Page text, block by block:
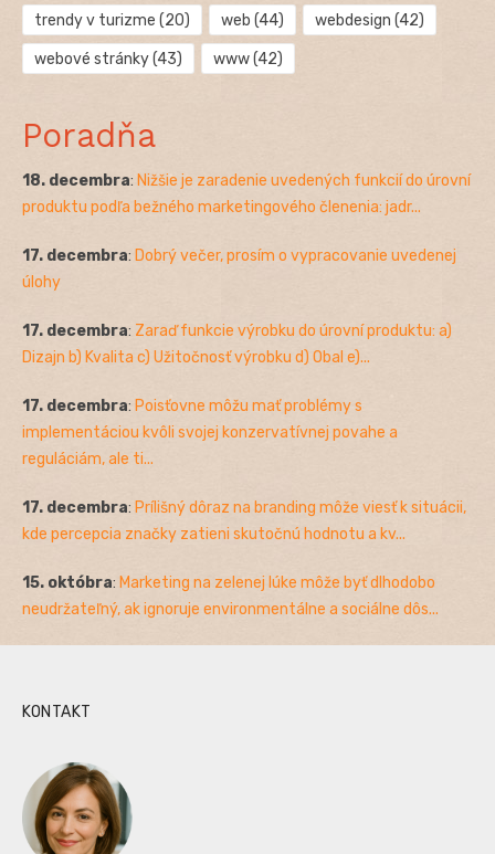
trendy v turizme (20) web (44) webdesign (42)
webové stránky(43) www(42)
Poradňa
18. decembra: Nižšie je zaradenie uvedených funkcií do úrovní
produktu podľa bežného marketingového členenia: jadr...
17. decembra: Dobrý večer, prosím o vypracovanie uvedenej
úlohy
17. decembra: Zaraď funkcie výrobku do úrovní produktu: a)
Dizajn b) Kvalita c) Užitočnosť výrobku d) Obal e)...
17. decembra: Poisťovne môžu mať problémy s
implementáciou kvôli svojej konzervatívnej povahe a
reguláciám, ale ti...
17. decembra: Prílišný dôraz na branding môže viesť k situácii,
kde percepcia značky zatieni skutočnú hodnotu a kv...
15. októbra: Marketing na zelenej lúke môže byť dlhodobo
neudržateľný, ak ignoruje environmentálne a sociálne dôs...
KONTAKT